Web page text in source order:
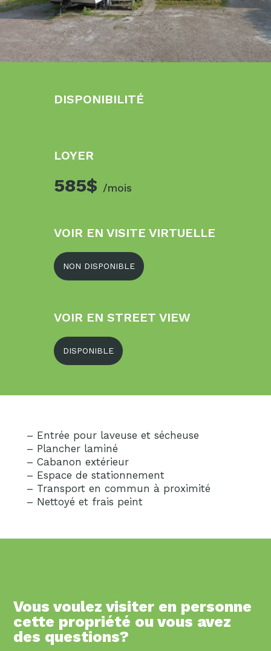
DISPONIBILITÉ
LOYER
585$ /mois
VOIR EN VISITE VIRTUELLE
NON DISPONIBLE
VOIR EN STREET VIEW
DISPONIBLE
– Entrée pour laveuse et sécheuse
– Plancher laminé
– Cabanon extérieur
– Espace de stationnement
– Transport en commun à proximité
– Nettoyé et frais peint
Vous voulez visiter en personne
cette propriété ou vous avez
des questions?